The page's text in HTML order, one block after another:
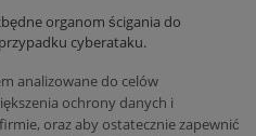
organom ścigania do
cyberataku.
analizowane do celów
ochrony danych i
oraz aby ostatecznie zapewnić